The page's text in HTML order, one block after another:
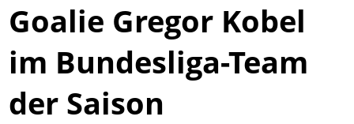
Goalie Gregor Kobel
im Bundesliga-Team
der Saison